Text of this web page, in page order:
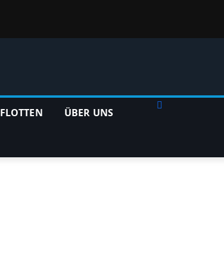
FLOTTEN ÜBER UNS